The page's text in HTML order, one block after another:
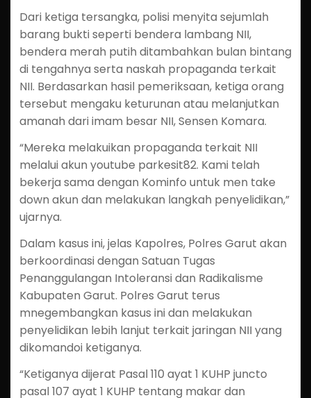
Dari ketiga tersangka, polisi menyita sejumlah
barang bukti seperti bendera lambang NII,
bendera merah putih ditambahkan bulan bintang
di tengahnya serta naskah propaganda terkait
NII. Berdasarkan hasil pemeriksaan, ketiga orang
tersebut mengaku keturunan atau melanjutkan
amanah dari imam besar NII, Sensen Komara.
“Mereka melakuikan propaganda terkait NII
melalui akun youtube parkesit82. Kami telah
bekerja sama dengan Kominfo untuk men take
down akun dan melakukan langkah penyelidikan,”
ujarnya.
Dalam kasus ini, jelas Kapolres, Polres Garut akan
berkoordinasi dengan Satuan Tugas
Penanggulangan Intoleransi dan Radikalisme
Kabupaten Garut. Polres Garut terus
mnegembangkan kasus ini dan melakukan
penyelidikan lebih lanjut terkait jaringan NII yang
dikomandoi ketiganya.
“Ketiganya dijerat Pasal 110 ayat 1 KUHP juncto
pasal 107 ayat 1 KUHP tentang makar dan